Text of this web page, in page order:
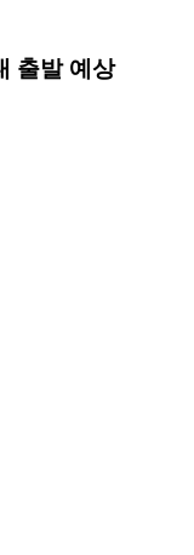
출발 예상